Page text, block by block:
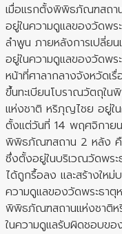
เมื่อแรกตั้งพิพิธภัณฑสถา
อยู่ในความดูแลของวัดพร
ลำพูน ภายหลังการเปลี่
อยู่ในความดูแลของวัดพร
หน้าที่ศาลากลางจังหวัดเ
ขึ้นทะเบียนโบราณวัตถุใ
แห่งชาติ หริภุญไชย อยู่ใ
ตั้งแต่วันที่ 14 พฤศจิกาย
พิพิธภัณฑสถาน 2 หลัง คื
ซึ่งตั้งอยู่ในบริเวณวัดพระ
ได้ถูกรื้อลง และสร้างให
ความดูแลของวัดพระธาตุ
พิพิธภัณฑสถานแห่งชาติ
ในความดูแลรับผิดชอบขอ